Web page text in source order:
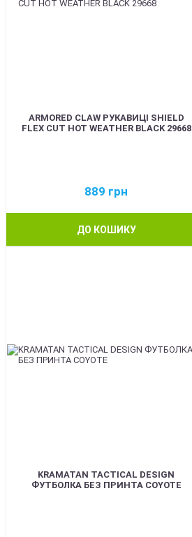
ARMORED CLAW РУКАВИЦІ SHIELD
FLEX CUT HOT WEATHER BLACK 29668
889 грн
ДО КОШИКУ
KRAMATAN TACTICAL DESIGN
ФУТБОЛКА БЕЗ ПРИНТА COYOTE